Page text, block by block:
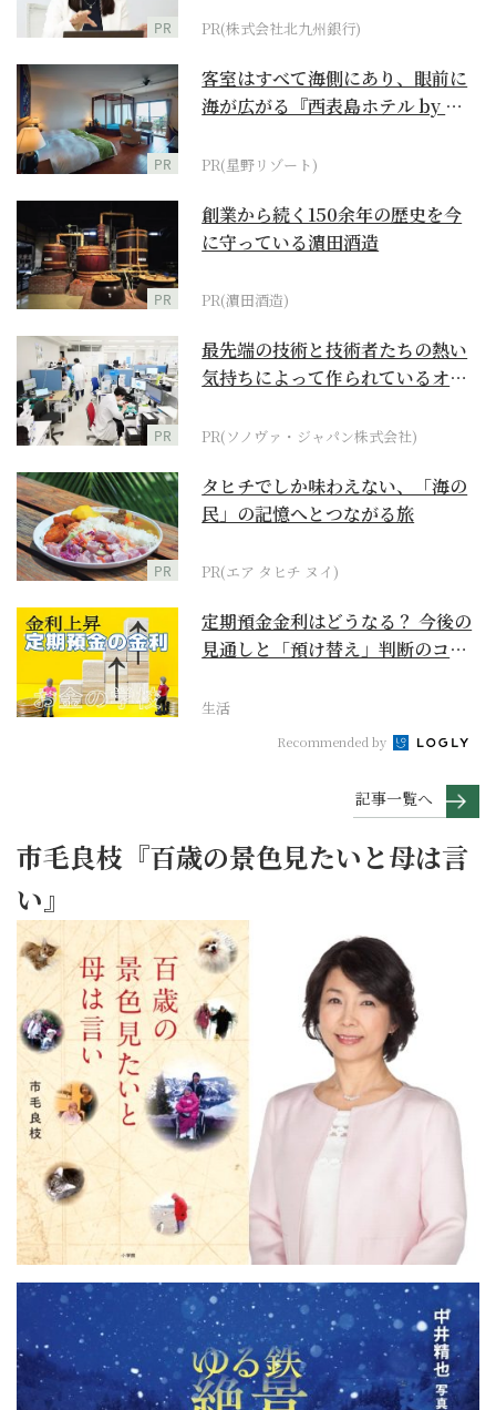
PR PR(株式会社北九州銀行)
PR
客室はすべて海側にあり、眼前に
海が広がる『西表島ホテル by 星
PR(星野リゾート)
PR
創業から続く150余年の歴史を今
に守っている濵田酒造
PR(濵田酒造)
PR
最先端の技術と技術者たちの熱い
気持ちによって作られているオー
PR(ソノヴァ・ジャパン株式会社)
PR
タヒチでしか味わえない、「海の
民」の記憶へとつながる旅
PR(エア タヒチ ヌイ)
定期預金金利はどうなる？ 今後の
見通しと「預け替え」判断のコツ
生活
Recommended by
記事一覧へ
市毛良枝『百歳の景色見たいと母は言
い』